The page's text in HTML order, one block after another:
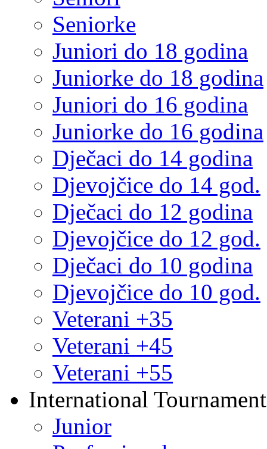
Seniorke
Juniori do 18 godina
Juniorke do 18 godina
Juniori do 16 godina
Juniorke do 16 godina
Dječaci do 14 godina
Djevojčice do 14 god.
Dječaci do 12 godina
Djevojčice do 12 god.
Dječaci do 10 godina
Djevojčice do 10 god.
Veterani +35
Veterani +45
Veterani +55
International
Junior